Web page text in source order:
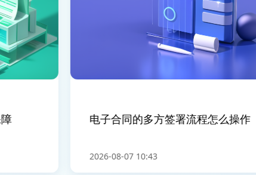
电子合同的多方签署流程怎么操作
2026-08-07 10:43